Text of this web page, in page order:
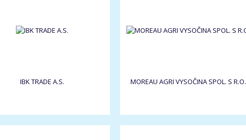
IBK TRADE A.S. MOREAU AGRI VYSOČINA SPOL. S R.O.